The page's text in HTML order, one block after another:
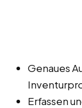
Genaues
Erfassen